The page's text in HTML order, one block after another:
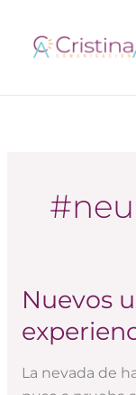
contenido
Nuevos
La nevada de
Nuevos
de
Twitter